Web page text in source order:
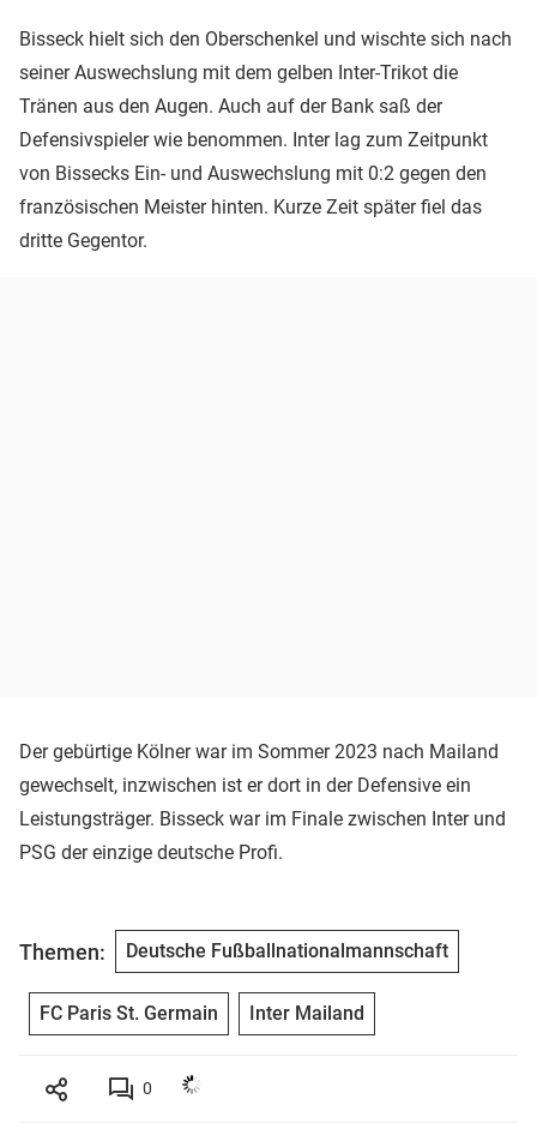
Bisseck hielt sich den Oberschenkel und wischte sich nach
seiner Auswechslung mit dem gelben Inter-Trikot die
Tränen aus den Augen. Auch auf der Bank saß der
Defensivspieler wie benommen. Inter lag zum Zeitpunkt
von Bissecks Ein- und Auswechslung mit 0:2 gegen den
französischen Meister hinten. Kurze Zeit später fiel das
dritte Gegentor.
Der gebürtige Kölner war im Sommer 2023 nach Mailand
gewechselt, inzwischen ist er dort in der Defensive ein
Leistungsträger. Bisseck war im Finale zwischen Inter und
PSG der einzige deutsche Profi.
Themen: Deutsche Fußballnationalmannschaft
FC Paris St. Germain Inter Mailand
0